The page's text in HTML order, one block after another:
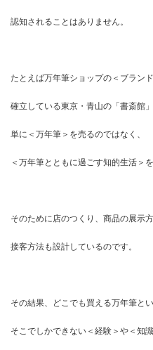
認知されることはありません。
たとえば万年筆ショップの＜ブラン
確立している東京・青山の「書斎館」
単に＜万年筆＞を売るのではなく、
＜万年筆とともに過ごす知的生活＞
そのために店のつくり、商品の展示方
接客方法も設計しているのです。
その結果、どこでも買える万年筆と
そこでしかできない＜経験＞や＜知